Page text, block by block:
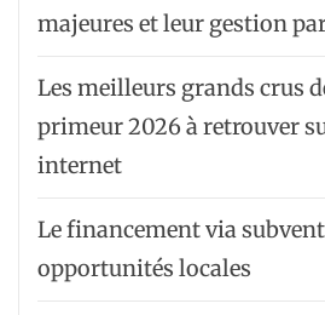
majeures et leur gestion
Les meilleurs grands crus
primeur 2026 à retrouver
internet
Le financement via
opportunités locales